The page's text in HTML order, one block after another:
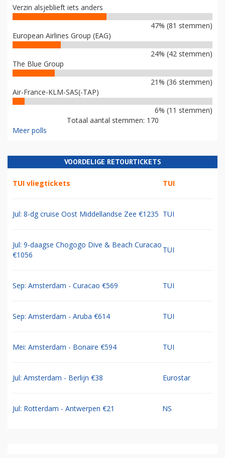
Verzin alsjeblieft iets anders
47% (81 stemmen)
European Airlines Group (EAG)
24% (42 stemmen)
The Blue Group
21% (36 stemmen)
Air-France-KLM-SAS(-TAP)
6% (11 stemmen)
Totaal aantal stemmen: 170
Meer polls
VOORDELIGE RETOURTICKETS
TUI vliegtickets TUI
Jul: 8-dg cruise Oost Middellandse Zee €1235 TUI
Jul: 9-daagse Chogogo Dive & Beach Curacao
€1056
TUI
Sep: Amsterdam - Curacao €569 TUI
Sep: Amsterdam - Aruba €614 TUI
Mei: Amsterdam - Bonaire €594 TUI
Jul: Amsterdam - Berlijn €38 Eurostar
Jul: Rotterdam - Antwerpen €21 NS